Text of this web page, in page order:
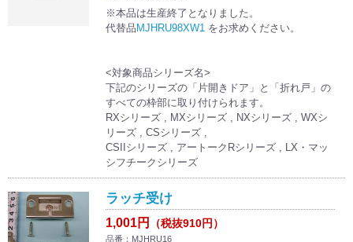
※本品は生産終了となりました。
代替品 MJHRU98XW1をお求めください。
<対象商品シリーズ名>
下記のシリーズの「片開きドア」と「折れ戸」の
すべての枠部に取り付けられます。
RXシリーズ , MXシリーズ , NXシリーズ , WXシ
リーズ , CSシリーズ ,
CSIIシリーズ , アートークRシリーズ , LX・マッ
シフチークシリーズ
ラッチ受け
1,001円 （税抜910円）
品番：MJHRU16